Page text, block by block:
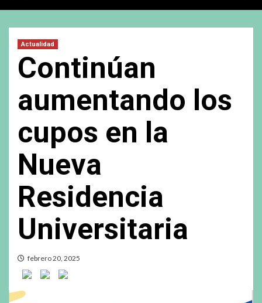
Actualidad
Continúan
aumentando los
cupos en la
Nueva
Residencia
Universitaria
febrero 20, 2025